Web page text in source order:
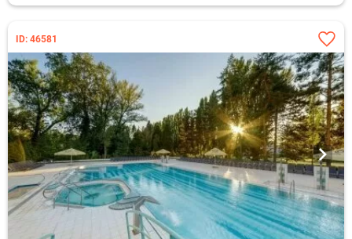
ID: 46581